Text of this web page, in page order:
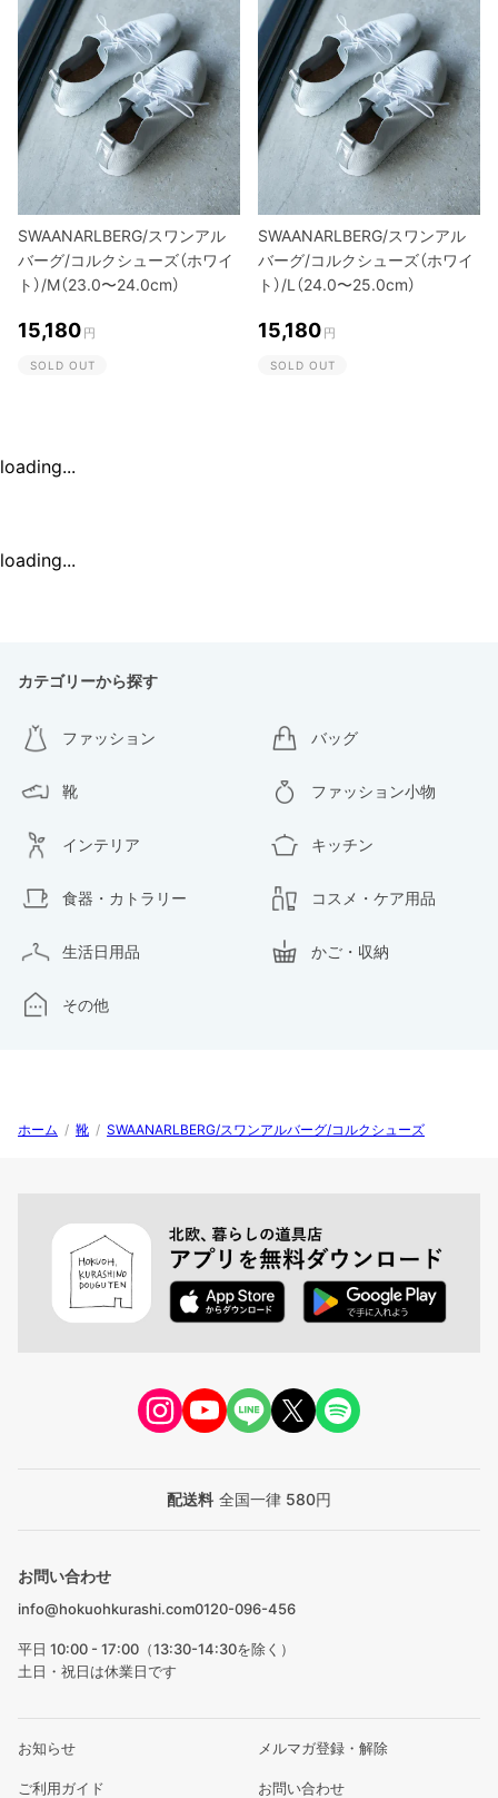
SWAANARLBERG/スワンアル
バーグ/コルクシューズ（ホワイ
ト）/M（23.0〜24.0cm）
15,180 円
SOLD OUT
SWAANARLBERG/スワンアル
バーグ/コルクシューズ（ホワイ
ト）/L（24.0〜25.0cm）
15,180 円
SOLD OUT
loading...
loading...
カテゴリーから探す
ファッション バッグ
靴 ファッション小物
インテリア キッチン
食器・カトラリー コスメ・ケア用品
生活日用品 かご・収納
その他
ホーム / 靴 / SWAANARLBERG/スワンアルバーグ/コルクシューズ
配送料 全国一律 580円
お問い合わせ
info@hokuohkurashi.com0120-096-456
平日 10:00 - 17:00（13:30-14:30を除く）
土日・祝日は休業日です
お知らせ メルマガ登録・解除
ご利用ガイド お問い合わせ